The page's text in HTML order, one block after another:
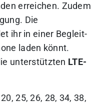
erreichen. Zudem
Die
ihr in einer Begleit-
laden könnt.
unterstützten LTE-
25, 26, 28, 34, 38,